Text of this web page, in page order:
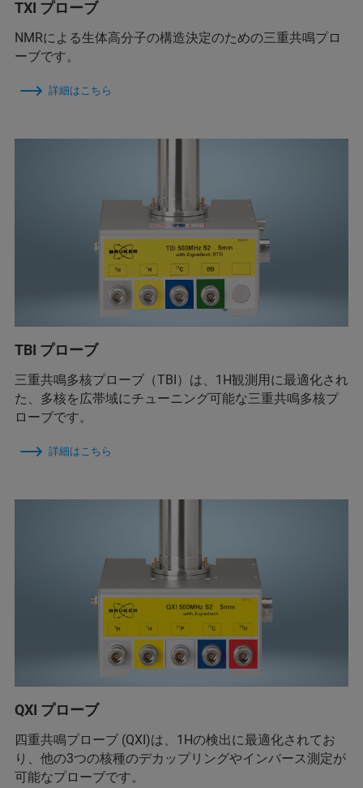
TXI プローブ
NMRによる生体高分子の構造決定のための三重共鳴プロ
ーブです。
詳細はこちら
TBI プローブ
三重共鳴多核プローブ（TBI）は、1H観測用に最適化され
た、多核を広帯域にチューニング可能な三重共鳴多核プ
ローブです。
詳細はこちら
QXI プローブ
四重共鳴プローブ (QXI)は、1Hの検出に最適化されてお
り、他の3つの核種のデカップリングやインバース測定が
可能なプローブです。